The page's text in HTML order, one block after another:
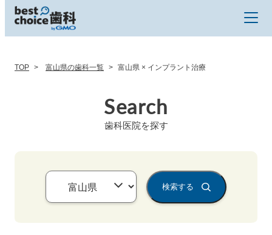
TOP 富山県の歯科一覧 富山県 × インプラント治療
Search
歯科医院を探す
検索する